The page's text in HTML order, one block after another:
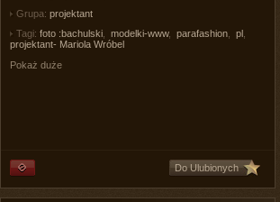
Grupa: projektant
Tagi: foto :bachulski modelki-www, parafashion pl
projektant- Mariola Wróbel
Pokaż duże
Do Ulubionych